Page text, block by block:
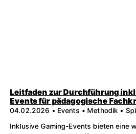
Leitfaden zur Durchführung
Events für pädagogische
04.02.2026 • Events • Methodik •
Inklusive Gaming-Events bieten eine